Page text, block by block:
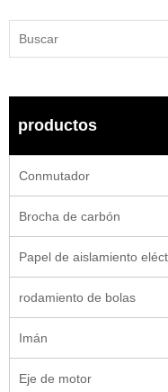
productos
Conmutador
Brocha de carbón
Papel de aislamiento
rodamiento de bolas
Imán
Eje de motor